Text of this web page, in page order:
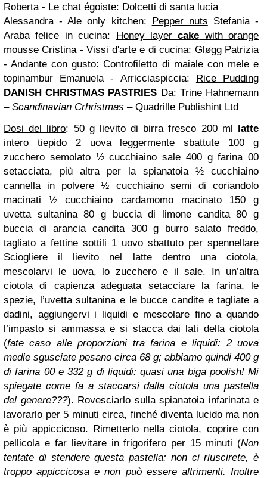
Roberta - Le chat égoiste: Dolcetti di santa lucia
Alessandra - Ale only kitchen: Pepper nuts Stefania -
Araba felice in cucina: Honey layercake with orange
mousse Cristina - Vissi d'arte e di cucina: Gløgg Patrizia
- Andante con gusto: Controfiletto di maiale con mele e
topinambur
Emanuela - Arricciaspiccia: Rice Pudding
DANISH CHRISTMAS PASTRIES Da: Trine Hahnemann
– Scandinavian Crhristmas – Quadrille Publishint Ltd
Dosi del libro: 50 g lievito di birra fresco 200 ml latte
intero tiepido 2 uova leggermente sbattute
100 g
zucchero semolato ½ cucchiaino sale 400 g farina 00
setacciata, più altra per la spianatoia
½ cucchiaino
cannella in polvere
½ cucchiaino semi di coriandolo
macinati
½ cucchiaino cardamomo macinato
150 g
uvetta sultanina 80 g buccia di limone candita 80 g
buccia di arancia candita 300 g burro salato freddo,
tagliato a fettine sottili 1 uovo sbattuto per spennellare
Sciogliere il lievito nel latte dentro una ciotola,
mescolarvi le uova, lo zucchero e il sale.
In un’altra
ciotola di capienza adeguata setacciare la farina, le
spezie, l’uvetta sultanina e le bucce candite e tagliate a
dadini, aggiungervi i liquidi e mescolare fino a quando
l’impasto si ammassa e si stacca dai lati della ciotola
(fate caso alle proporzioni tra farina e liquidi: 2 uova
medie sgusciate pesano circa 68 g; abbiamo quindi 400 g
di farina 00 e 332 g di liquidi: quasi una biga poolish! Mi
spiegate come fa a staccarsi dalla ciotola una pastella
del genere???). Rovesciarlo sulla spianatoia infarinata e
lavorarlo per 5 minuti circa, finché diventa lucido ma non
è più appiccicoso. Rimetterlo nella ciotola, coprire con
pellicola e far lievitare in frigorifero per 15 minuti (Non
tentate di stendere questa pastella: non ci riuscirete, è
troppo appiccicosa e non può essere altrimenti. Inoltre